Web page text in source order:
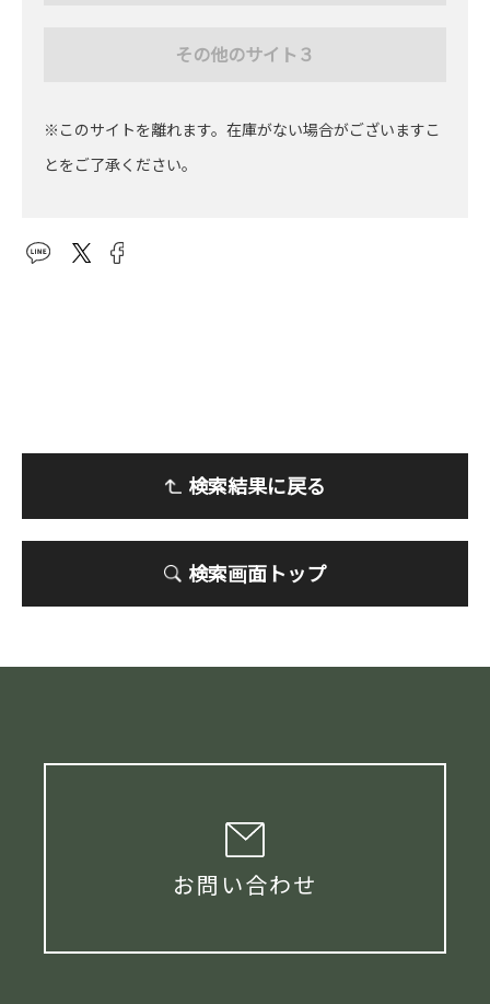
その他のサイト３
※このサイトを離れます。在庫がない場合がございますこ
とをご了承ください。
検索結果に戻る
検索画面トップ
お問い合わせ